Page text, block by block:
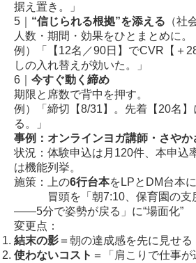
据え置き。」
5｜ “信じられる根拠”を添える （社
人数・期間・効果をひとまとめに。
例）「【12名／90日】でCVR【＋
しの入れ替えが効いた。」
6｜ 今すぐ動く締め
期限と席数で背中を押す。
例）「締切【8/31】。先着【20名
る。」
事例：オンラインヨガ講師・さやか
状況：体験申込は月120件、本申込
は機能列挙。
施策：上の6行台本をLPとDM台本に
冒頭を「朝7:10、保育園の支
——5分で姿勢が戻る」に“場面化”
変更点：
結末の影 ＝朝の達成感を先に見せる
使わないコスト ＝「肩こりで仕事が